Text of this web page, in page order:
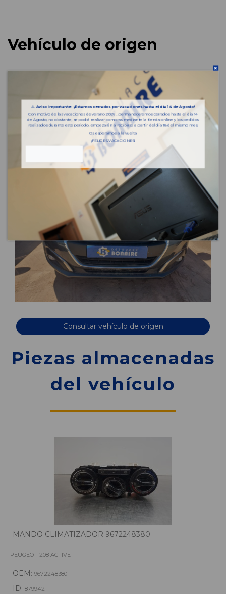
Vehículo de origen
Consultar vehículo de origen
Piezas almacenadas
del vehículo
MANDO CLIMATIZADOR 9672248380
PEUGEOT 208 ACTIVE
OEM: 9672248380
ID: 879942
⚠️Aviso importante: ¡Estamos cerrados por vacaciones hasta el día 14 de Agosto!
Con motivo de las vacaciones de verano 2026 , permaneceremos cerrados hasta el día 14
de Agosto, no obstante, se podrá realizar compras mediante la tienda online y los pedidos
realizados durante este periodo, empezarán a recibirse a partir del día 18 del mismo mes.
Os esperamos a la vuelta
¡FELICES VACACIONES!